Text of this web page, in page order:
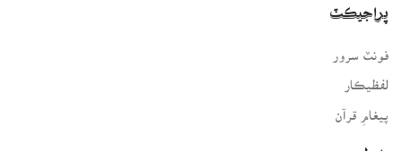
پراجيڪٽ
لفظيڪار
پيغامِ قرآن